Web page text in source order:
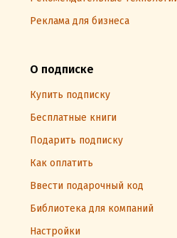
Реклама для бизнеса
О подписке
Купить подписку
Бесплатные книги
Подарить подписку
Как оплатить
Ввести подарочный код
Библиотека для компаний
Настройки